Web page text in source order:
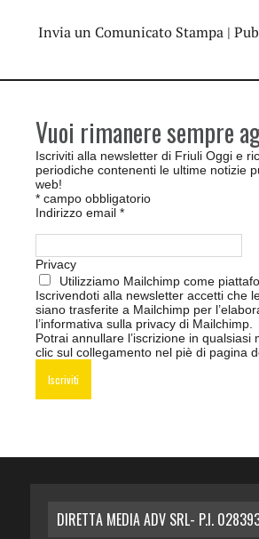
Invia un Comunicato Stampa |
Vuoi rimanere sempre
Iscriviti alla newsletter di Friuli Oggi e
periodiche contenenti le ultime notizie
web!
* campo obbligatorio
Indirizzo email *
Privacy
Utilizziamo Mailchimp come
Iscrivendoti alla newsletter accetti che
siano trasferite a Mailchimp per
l’informativa sulla privacy di Mailchimp
Potrai annullare l’iscrizione in qualsiasi
clic sul collegamento nel piè di pagina
DIRETTA MEDIA ADV SRL- P.I.